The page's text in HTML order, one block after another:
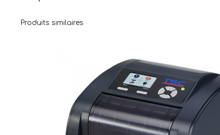
Produits similaires